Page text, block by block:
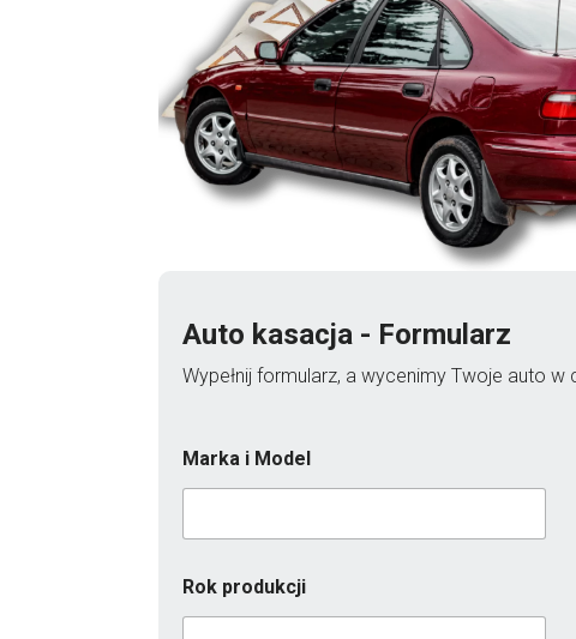
Auto kasacja - Formularz
Wypełnij formularz, a wycenimy Twoje auto w
Marka i Model
Rok produkcji